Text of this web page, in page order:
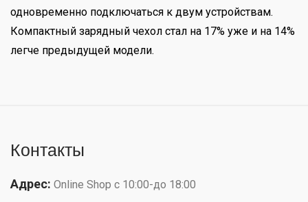
одновременно подключаться к двум устройствам.
Компактный зарядный чехол стал на 17% уже и на 14%
легче предыдущей модели.
Контакты
Адрес: Online Shop с 10:00-до 18:00